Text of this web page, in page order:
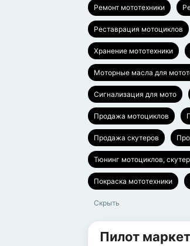
Ремонт мототехники
Реставрация мотоциклов
Хранение мототехники
Моторные масла для
Сигнализация для мото
Продажа мотоциклов
Продажа скутеров
Тюнинг мотоциклов,
Покраска мототехники
Скрыть
Пилот маркет